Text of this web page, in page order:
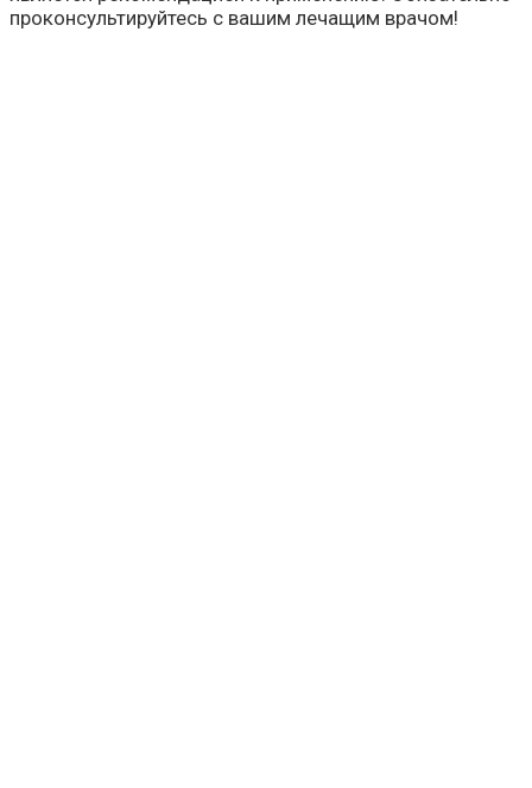
проконсультируйтесь с вашим лечащим врачом!